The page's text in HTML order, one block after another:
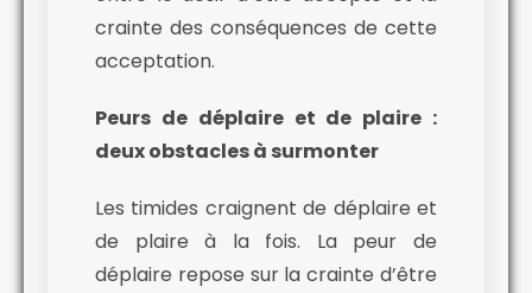
crainte des conséquences de cette
acceptation.
Peurs de déplaire et de plaire :
deux obstacles à surmonter
Les timides craignent de déplaire et
de plaire à la fois. La peur de
déplaire repose sur la crainte d’être